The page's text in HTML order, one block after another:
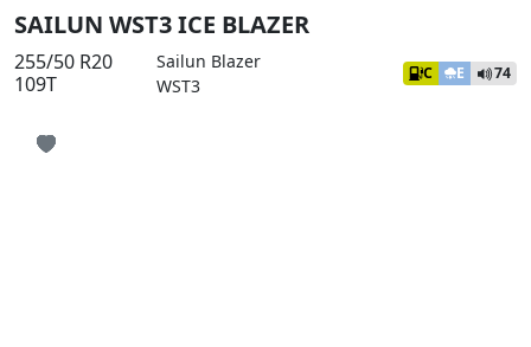
SAILUN WST3 ICE BLAZER
255/50 R20
109T
Sailun Blazer
WST3
C E 74